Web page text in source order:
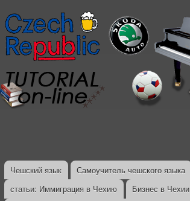
Главное меню
Чешский язык Самоучитель чешского языка
статьи: Иммиграция в Чехию
Бизнес в Чехии